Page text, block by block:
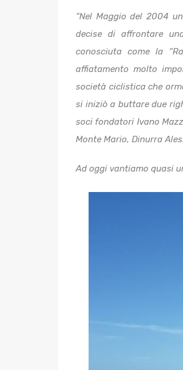
“Nel Maggio del 2004
decise di affrontare
conosciuta come la
affiatamento molto
società ciclistica che
si iniziò a buttare due
soci fondatori Ivano
Monte Mario, Dinurra
Ad oggi vantiamo quasi